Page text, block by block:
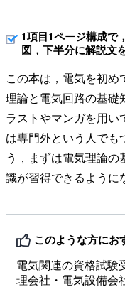
1項目1ページ構成で
図，下半分に解説文
この本は，電気を初め
理論と電気回路の基礎
ラストやマンガを用い
は専門外という人でも
う，まずは電気理論の
識が習得できるように
このような方にお
電気関連の資格試験
理会社・電気設備会